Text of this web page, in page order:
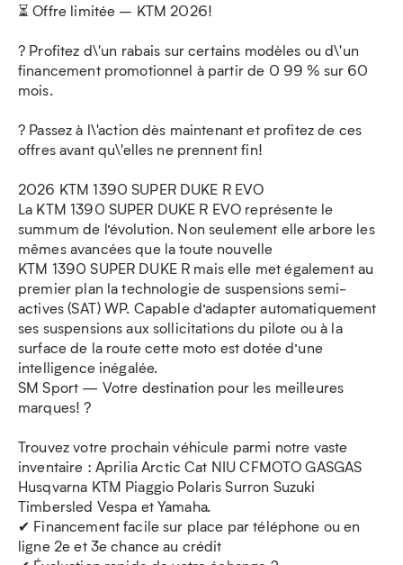
⏳ Offre limitée – KTM 2026!
? Profitez d\'un rabais sur certains modèles ou d\'un
financement promotionnel à partir de 0 99 % sur 60
mois.
? Passez à l\'action dès maintenant et profitez de ces
offres avant qu\'elles ne prennent fin!
2026 KTM 1390 SUPER DUKE R EVO
La KTM 1390 SUPER DUKE R EVO représente le
summum de l’évolution. Non seulement elle arbore les
mêmes avancées que la toute nouvelle
KTM 1390 SUPER DUKE R mais elle met également au
premier plan la technologie de suspensions semi-
actives (SAT) WP. Capable d’adapter automatiquement
ses suspensions aux sollicitations du pilote ou à la
surface de la route cette moto est dotée d’une
intelligence inégalée.
SM Sport — Votre destination pour les meilleures
marques! ?
Trouvez votre prochain véhicule parmi notre vaste
inventaire : Aprilia Arctic Cat NIU CFMOTO GASGAS
Husqvarna KTM Piaggio Polaris Surron Suzuki
Timbersled Vespa et Yamaha.
✔ Financement facile sur place par téléphone ou en
ligne 2e et 3e chance au crédit